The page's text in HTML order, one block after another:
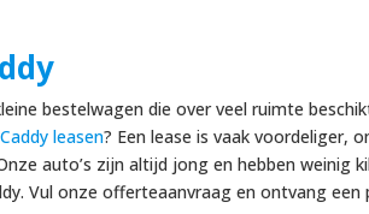
bestelwagen die over veel ruimte
leasen? Een lease is vaak voordeliger,
auto’s zijn altijd jong en hebben weinig
Vul onze offerteaanvraag en ontvang